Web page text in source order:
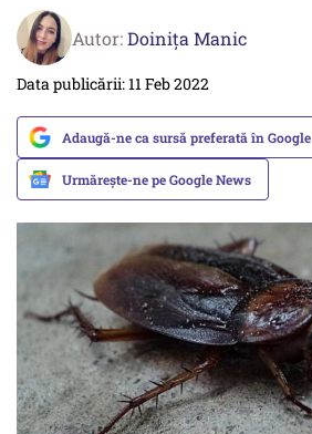
Autor:Doinița Manic
Data publicării: 11 Feb 2022
Adaugă-ne ca sursă preferată în Google
Urmărește-ne pe Google News